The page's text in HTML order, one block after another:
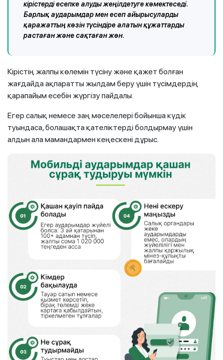
кірістерді есепке алуды жеңілдетуге көмектеседі.
Барлық аударымдар мен есеп айырысуларды
қаражаттың көзiн түсiндiре алатын құжаттарды
растаған және сақтаған жөн.
Кірістің жалпы көлемін түсіну және қажет болған
жағдайда ақпаратты жылдам беру үшін түсімдердің
қарапайым есебін жүргізу пайдалы.
Егер салық немесе заң мәселелері бойынша күдік
туындаса, болашақта қателіктерді болдырмау үшін
алдын ала мамандармен кеңескені дұрыс.